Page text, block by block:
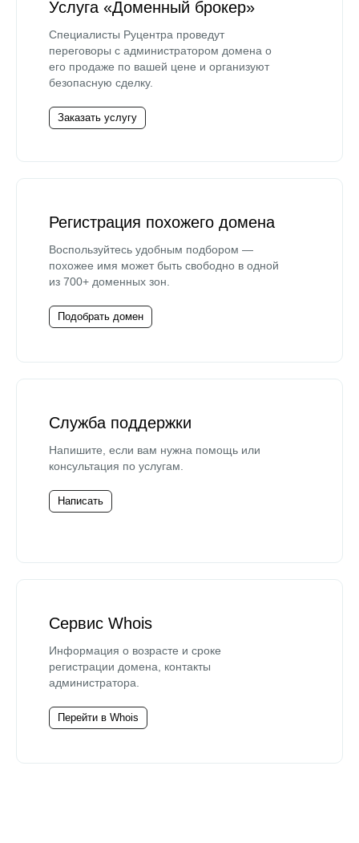
Услуга «Доменный брокер»
Специалисты Руцентра проведут
переговоры с администратором домена о
его продаже по вашей цене и организуют
безопасную сделку.
Заказать услугу
Регистрация похожего домена
Воспользуйтесь удобным подбором —
похожее имя может быть свободно в одной
из 700+ доменных зон.
Подобрать домен
Служба поддержки
Напишите, если вам нужна помощь или
консультация по услугам.
Написать
Сервис Whois
Информация о возрасте и сроке
регистрации домена, контакты
администратора.
Перейти в Whois